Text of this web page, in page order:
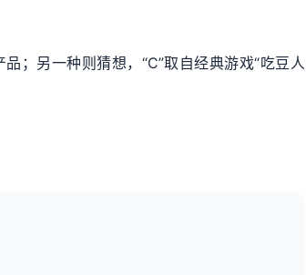
；另一种则猜想，“C”取自经典游戏“吃豆人